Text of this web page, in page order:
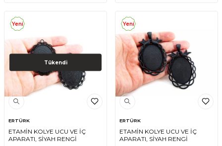
Yeni
Tükendi
ERTÜRK
ETAMİN KOLYE UCU VE İÇ
APARATI, SİYAH RENGİ
Yeni
ERTÜRK
ETAMİN KOLYE UCU VE İÇ
APARATI, SİYAH RENGİ